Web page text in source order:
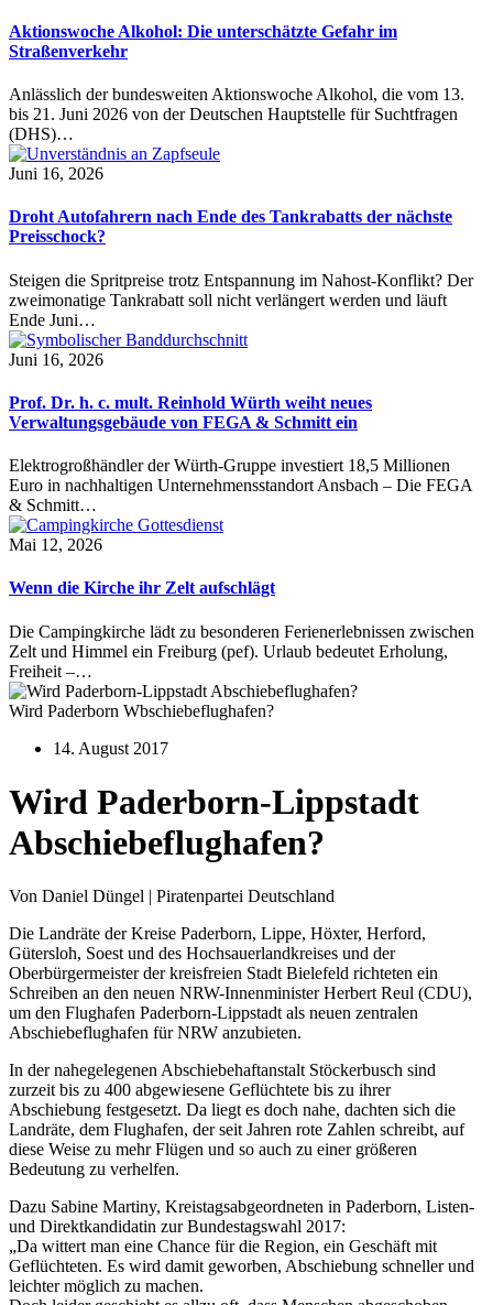
Aktionswoche Alkohol: Die unterschätzte Gefahr im
Straßenverkehr
Anlässlich der bundesweiten Aktionswoche Alkohol, die vom 13.
bis 21. Juni 2026 von der Deutschen Hauptstelle für Suchtfragen
(DHS)…
Juni 16, 2026
Droht Autofahrern nach Ende des Tankrabatts der nächste
Preisschock?
Steigen die Spritpreise trotz Entspannung im Nahost-Konflikt? Der
zweimonatige Tankrabatt soll nicht verlängert werden und läuft
Ende Juni…
Juni 16, 2026
Prof. Dr. h. c. mult. Reinhold Würth weiht neues
Verwaltungsgebäude von FEGA & Schmitt ein
Elektrogroßhändler der Würth-Gruppe investiert 18,5 Millionen
Euro in nachhaltigen Unternehmensstandort Ansbach – Die FEGA
& Schmitt…
Mai 12, 2026
Wenn die Kirche ihr Zelt aufschlägt
Die Campingkirche lädt zu besonderen Ferienerlebnissen zwischen
Zelt und Himmel ein Freiburg (pef). Urlaub bedeutet Erholung,
Freiheit –…
Wird Paderborn Wbschiebeflughafen?
14. August 2017
Wird Paderborn-Lippstadt
Abschiebeflughafen?
Von Daniel Düngel | Piratenpartei Deutschland
Die Landräte der Kreise Paderborn, Lippe, Höxter, Herford,
Gütersloh, Soest und des Hochsauerlandkreises und der
Oberbürgermeister der kreisfreien Stadt Bielefeld richteten ein
Schreiben an den neuen NRW-Innenminister Herbert Reul (CDU),
um den Flughafen Paderborn-Lippstadt als neuen zentralen
Abschiebeflughafen für NRW anzubieten.
In der nahegelegenen Abschiebehaftanstalt Stöckerbusch sind
zurzeit bis zu 400 abgewiesene Geflüchtete bis zu ihrer
Abschiebung festgesetzt. Da liegt es doch nahe, dachten sich die
Landräte, dem Flughafen, der seit Jahren rote Zahlen schreibt, auf
diese Weise zu mehr Flügen und so auch zu einer größeren
Bedeutung zu verhelfen.
Dazu Sabine Martiny, Kreistagsabgeordneten in Paderborn, Listen-
und Direktkandidatin zur Bundestagswahl 2017:
„Da wittert man eine Chance für die Region, ein Geschäft mit
Geflüchteten. Es wird damit geworben, Abschiebung schneller und
leichter möglich zu machen.